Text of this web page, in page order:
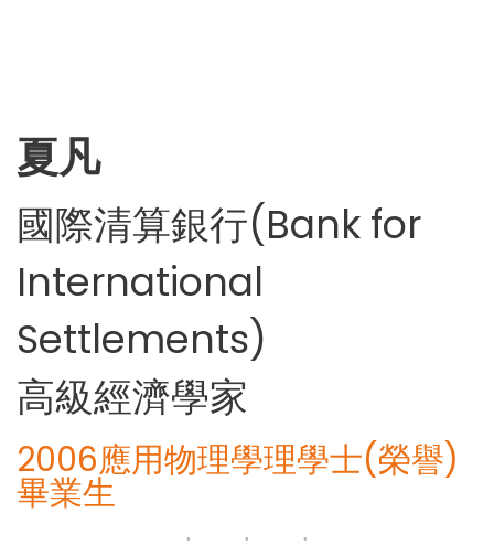
夏凡
國際清算銀行(Bank for
International
Settlements)
高級經濟學家
2006應用物理學理學士(榮譽)
畢業生